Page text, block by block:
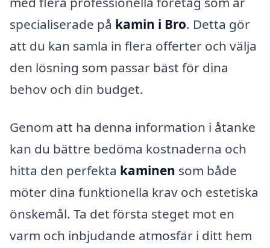
specialiserade på kamin i Bro. Detta gör
att du kan samla in flera offerter och välja
den lösning som passar bäst för dina
behov och din budget.
Genom att ha denna information i åtanke
kan du bättre bedöma kostnaderna och
hitta den perfekta kaminen som både
möter dina funktionella krav och estetiska
önskemål. Ta det första steget mot en
varm och inbjudande atmosfär i ditt hem